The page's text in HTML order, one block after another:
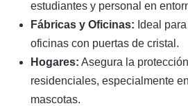
estudiantes y personal en
Fábricas y Oficinas: Ideal
oficinas con puertas de cristal.
Hogares: Asegura la
residenciales, especialmente
mascotas.